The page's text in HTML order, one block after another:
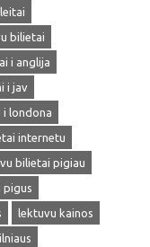
bilietai
i anglija
i jav
i londona
internetu
bilietai pigiau
pigus
lektuvu kainos